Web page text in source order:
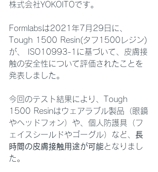
株式会社YOKOITOです。
Formlabsは2021年7月29日に、
Tough 1500 Resin(タフ1500レジン)
が、 ISO10993-1に基づいて、皮膚接
触の安全性について評価されたことを
発表しました。
今回のテスト結果により、Tough
1500 Resinはウェアラブル製品（眼鏡
やヘッドフォン）や、個人防護具（フ
ェイスシールドやゴーグル）など、 長
時間の皮膚接触用途が可能となりまし
た。